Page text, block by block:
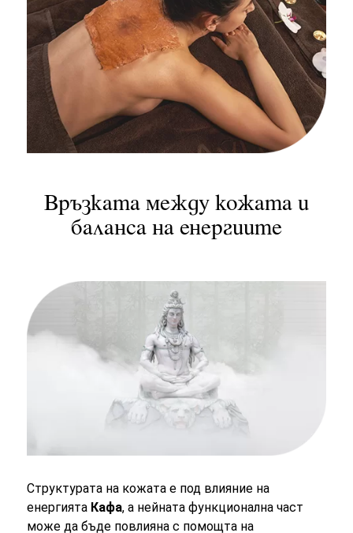
Връзката между кожата и
баланса на енергиите
Структурата на кожата е под влияние на
енергията Кафа, а нейната функционална част
може да бъде повлияна с помощта на